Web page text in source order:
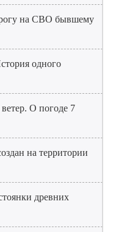
на СВО бывшему
одного
О погоде 7
на территории
древних